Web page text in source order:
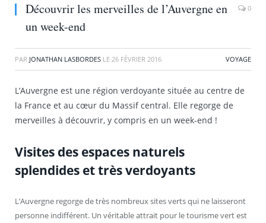
Découvrir les merveilles de l’Auvergne en
un week-end
0
PAR JONATHAN LASBORDES LE 26 FÉVRIER 2016 VOYAGE
L’Auvergne est une région verdoyante située au centre de
la France et au cœur du Massif central. Elle regorge de
merveilles à découvrir, y compris en un week-end !
Visites des espaces naturels
splendides et très verdoyants
L’Auvergne regorge de très nombreux sites verts qui ne laisseront
personne indifférent. Un véritable attrait pour le tourisme vert est